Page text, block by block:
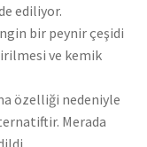
ediliyor.
bir peynir çeşidi
ve kemik
özelliği nedeniyle
Merada